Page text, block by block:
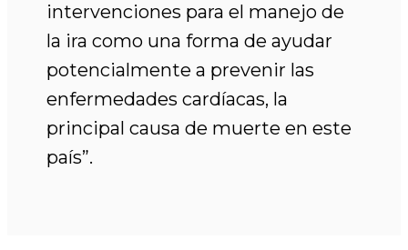
intervenciones para el manejo de
la ira como una forma de ayudar
potencialmente a prevenir las
enfermedades cardíacas, la
principal causa de muerte en este
país”.